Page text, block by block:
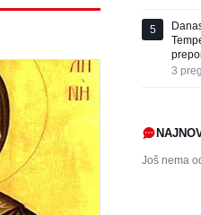
5
3
Još nema